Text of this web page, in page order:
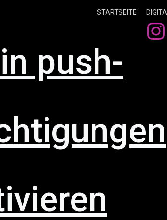
STARTSEITE DIGITAL
push-